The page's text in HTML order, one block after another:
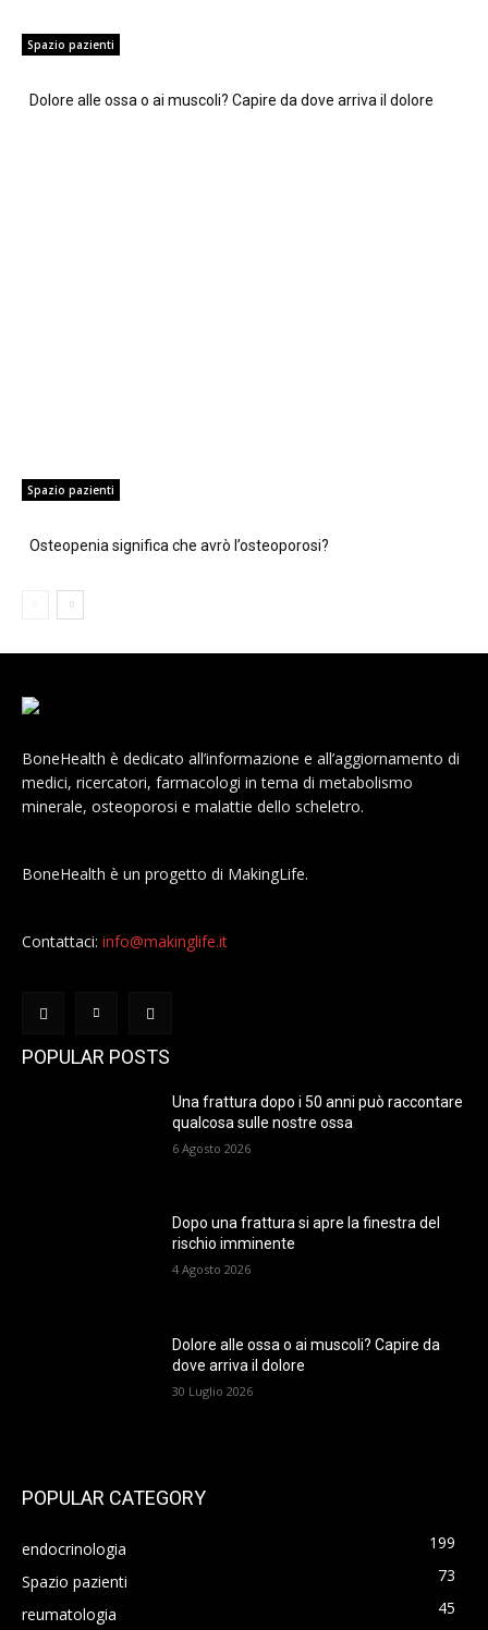
Spazio pazienti
Dolore alle ossa o ai muscoli? Capire da dove arriva il dolore
Spazio pazienti
Osteopenia significa che avrò l’osteoporosi?
BoneHealth è dedicato all’informazione e all’aggiornamento di
medici, ricercatori, farmacologi in tema di metabolismo
minerale, osteoporosi e malattie dello scheletro.
BoneHealth è un progetto di MakingLife.
Contattaci: info@makinglife.it
POPULAR POSTS
Una frattura dopo i 50 anni può raccontare
qualcosa sulle nostre ossa
6 Agosto 2026
Dopo una frattura si apre la finestra del
rischio imminente
4 Agosto 2026
Dolore alle ossa o ai muscoli? Capire da
dove arriva il dolore
30 Luglio 2026
POPULAR CATEGORY
endocrinologia
199
Spazio pazienti
73
reumatologia
45